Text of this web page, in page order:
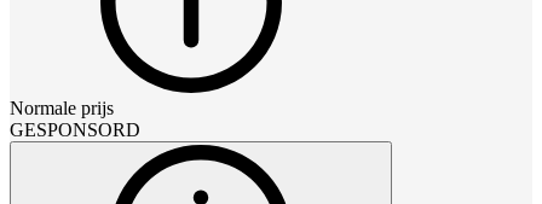
Normale prijs
GESPONSORD